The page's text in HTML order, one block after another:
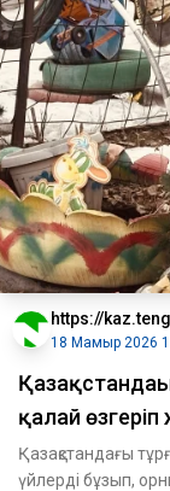
https://
18 Мамыр 2026
қалай
Қазақстандағы
үйлерді бұзып,